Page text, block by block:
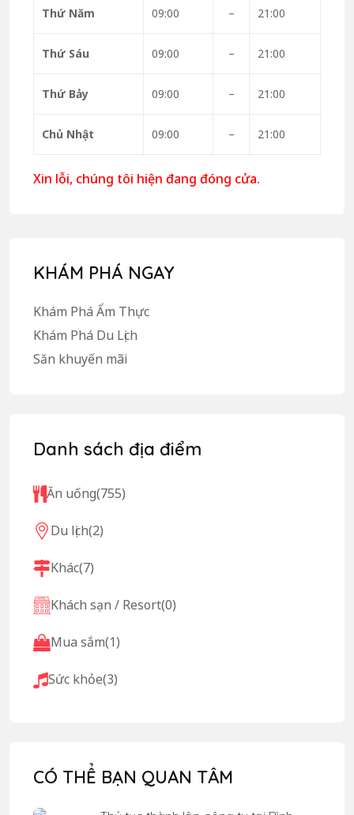
Thứ Năm 09:00 – 21:00
Thứ Sáu 09:00 – 21:00
Thứ Bảy 09:00 – 21:00
Chủ Nhật 09:00 – 21:00
Xin lỗi, chúng tôi hiện đang đóng cửa.
KHÁM PHÁ NGAY
Khám Phá Ẩm Thực
Khám Phá Du Lịch
Săn khuyến mãi
Danh sách địa điểm
Ăn uống(755)
Du lịch(2)
Khác(7)
Khách sạn / Resort(0)
Mua sắm(1)
Sức khỏe(3)
CÓ THỂ BẠN QUAN TÂM